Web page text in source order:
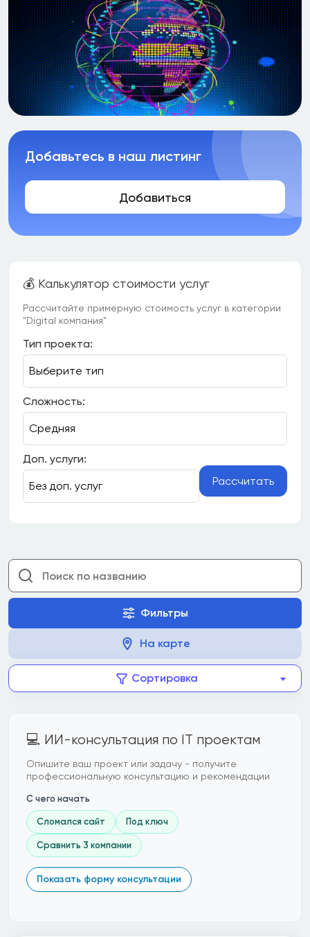
Добавьтесь в наш листинг
Добавиться
💰 Калькулятор стоимости услуг
Рассчитайте примерную стоимость услуг в категории
"Digital компания"
Тип проекта:
Сложность:
Доп. услуги:
Рассчитать
Фильтры
На карте
Сортировка
💻 ИИ-консультация по IT проектам
Опишите ваш проект или задачу - получите
профессиональную консультацию и рекомендации
С чего начать
Сломался сайт Под ключ
Сравнить 3 компании
Показать форму консультации